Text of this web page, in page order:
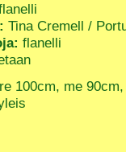
Tina Cremell /
flanelli
re 100cm, me